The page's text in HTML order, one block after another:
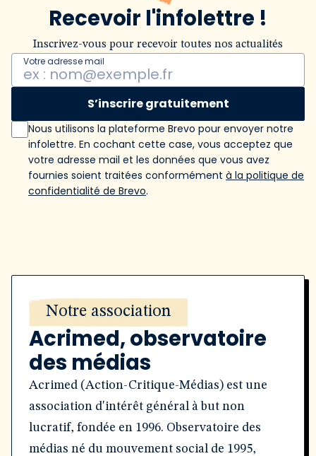
Recevoir l'infolettre !
Inscrivez-vous pour recevoir toutes nos actualités
Votre adresse mail
S’inscrire gratuitement
Nous utilisons la plateforme Brevo pour envoyer notre
infolettre. En cochant cette case, vous acceptez que
votre adresse mail et les données que vous avez
fournies soient traitées conformément à la politique de
confidentialité de Brevo.
Notre association
Acrimed, observatoire
des médias
Acrimed (Action-Critique-Médias) est une
association d'intérêt général à but non
lucratif, fondée en 1996. Observatoire des
médias né du mouvement social de 1995,